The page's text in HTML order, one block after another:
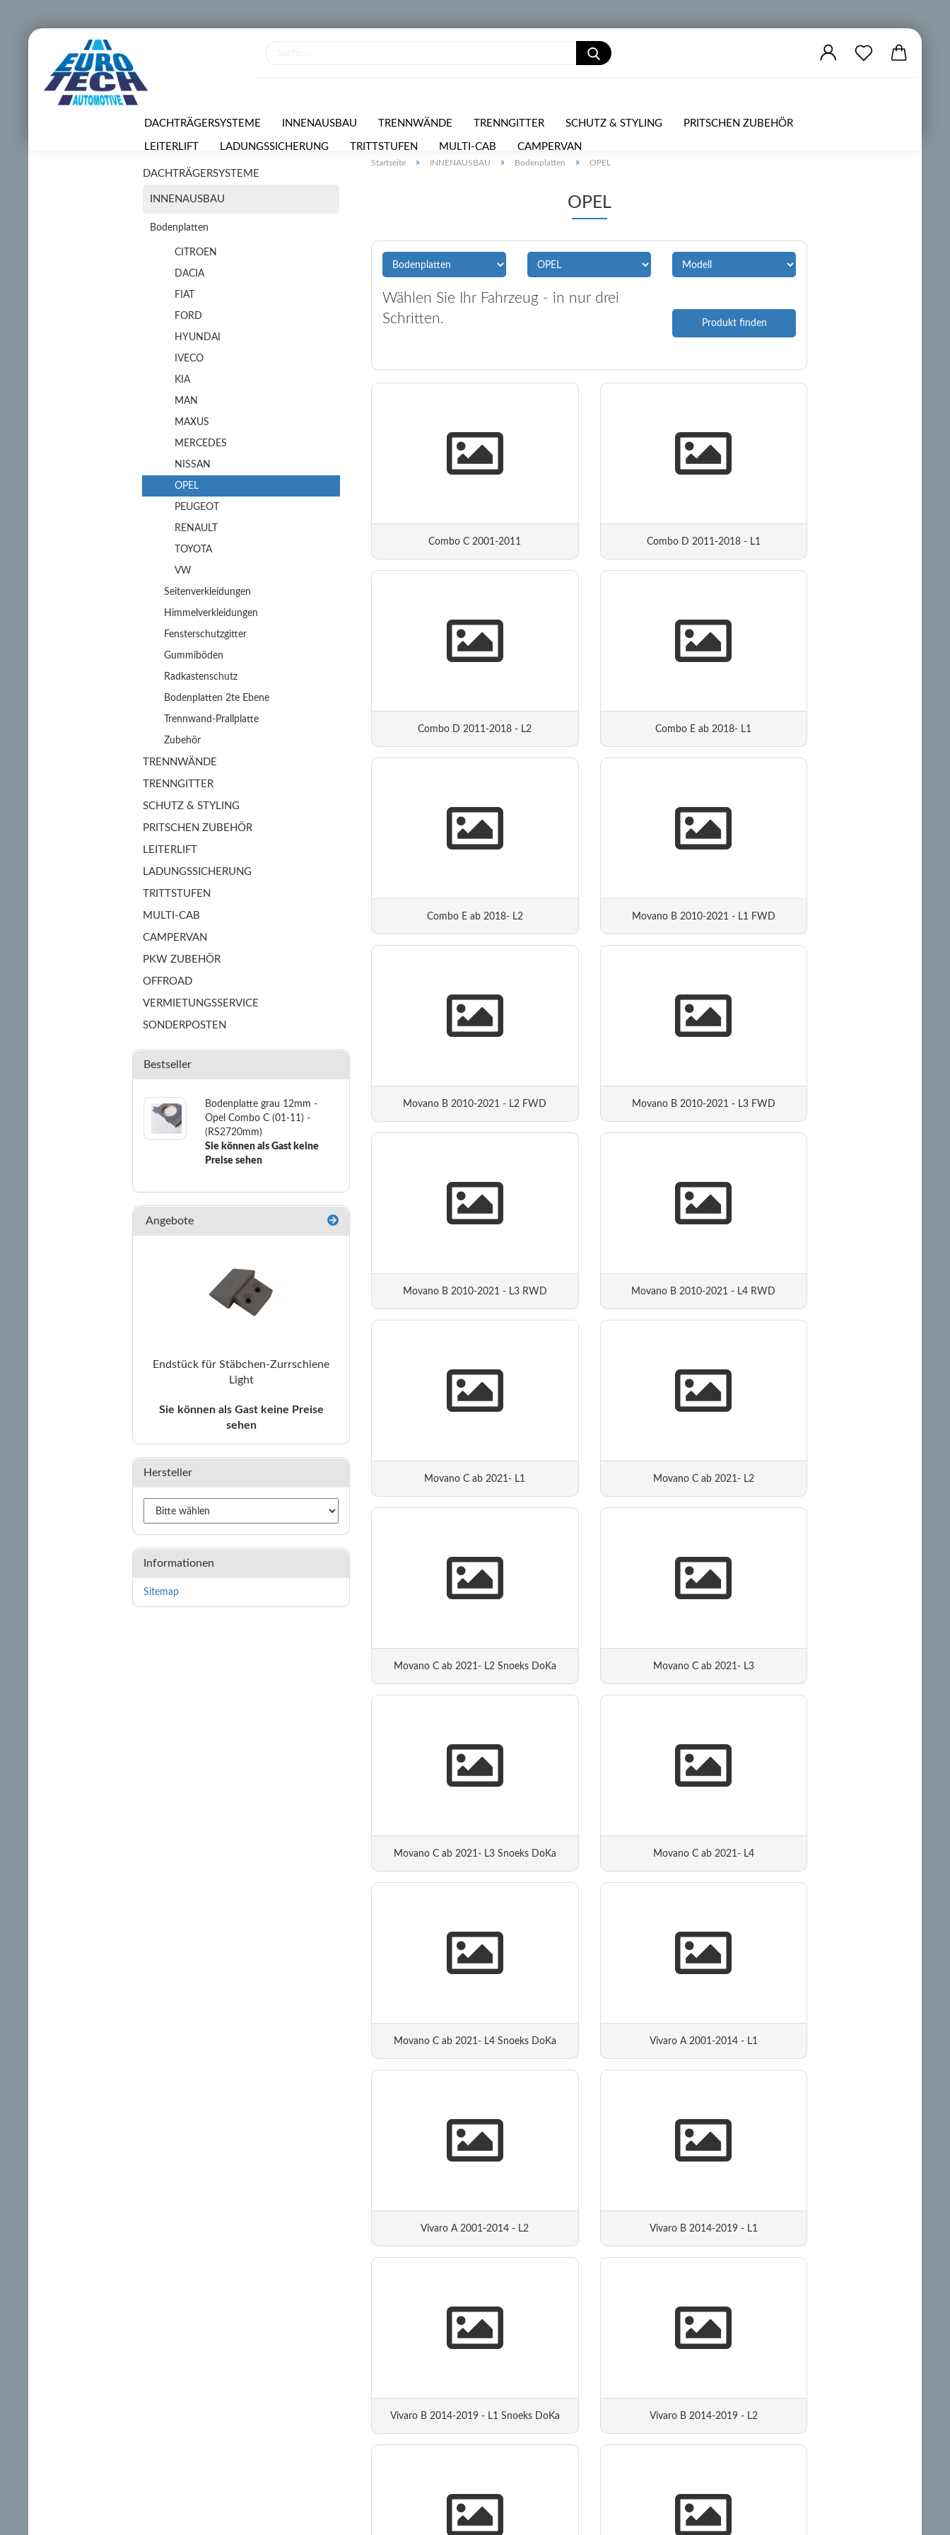
DACHTRÄGERSYSTEME INNENAUSBAU TRENNWÄNDE TRENNGITTER SCHUTZ & STYLING PRITSCHEN ZUBEHÖR
LEITERLIFT LADUNGSSICHERUNG TRITTSTUFEN MULTI-CAB
CAMPERVAN
PKW ZUBEHÖR
Startseite » INNENAUSBAU » Bodenplatten » OPEL
OPEL
Wählen Sie Ihr Fahrzeug - in nur drei
Schritten.
Produkt finden
Combo C 2001-2011 Combo D 2011-2018 - L1
Combo D 2011-2018 - L2 Combo E ab 2018- L1
Combo E ab 2018- L2 Movano B 2010-2021 - L1 FWD
Movano B 2010-2021 - L2 FWD Movano B 2010-2021 - L3 FWD
Movano B 2010-2021 - L3 RWD Movano B 2010-2021 - L4 RWD
Movano C ab 2021- L1 Movano C ab 2021- L2
Movano C ab 2021- L2 Snoeks DoKa Movano C ab 2021- L3
Movano C ab 2021- L3 Snoeks DoKa Movano C ab 2021- L4
Movano C ab 2021- L4 Snoeks DoKa Vivaro A 2001-2014 - L1
Vivaro A 2001-2014 - L2 Vivaro B 2014-2019 - L1
Vivaro B 2014-2019 - L1 Snoeks DoKa Vivaro B 2014-2019 - L2
DACHTRÄGERSYSTEME
INNENAUSBAU
Bodenplatten
CITROEN
DACIA
FIAT
FORD
HYUNDAI
IVECO
KIA
MAN
MAXUS
MERCEDES
NISSAN
OPEL
PEUGEOT
RENAULT
TOYOTA
VW
Seitenverkleidungen
Himmelverkleidungen
Fensterschutzgitter
Gummiböden
Radkastenschutz
Bodenplatten 2te Ebene
Trennwand-Prallplatte
Zubehör
TRENNWÄNDE
TRENNGITTER
SCHUTZ & STYLING
PRITSCHEN ZUBEHÖR
LEITERLIFT
LADUNGSSICHERUNG
TRITTSTUFEN
MULTI-CAB
CAMPERVAN
PKW ZUBEHÖR
OFFROAD
VERMIETUNGSSERVICE
SONDERPOSTEN
Bestseller
Bodenplatte grau 12mm -
Opel Combo C (01-11) -
(RS2720mm)
Sie können als Gast keine
Preise sehen
Angebote
Endstück für Stäbchen-Zurrschiene
Light
Sie können als Gast keine Preise
sehen
Hersteller
Informationen
Sitemap